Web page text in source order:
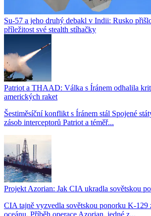
Su-57 a jeho druhý debakl v Indii: Rusko
příležitost své stealth stíhačky
Patriot a THAAD: Válka s Íránem odhalila
amerických raket
Šestiměsíční konflikt s Íránem stál Spojené
zásob interceptorů Patriot a téměř...
Projekt Azorian: Jak CIA ukradla sovětskou
CIA tajně vyzvedla sovětskou ponorku K-129
oceánu. Příběh operace Azorian, jedné z...